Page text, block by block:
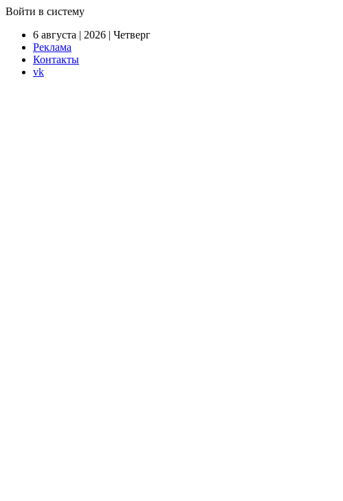
Войти в систему
6 августа | 2026 | Четверг
Реклама
Контакты
vk